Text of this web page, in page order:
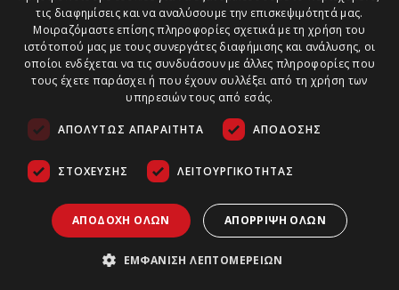
τις διαφημίσεις και να αναλύσουμε την επισκεψιμότητά μας.
Μοιραζόμαστε επίσης πληροφορίες σχετικά με τη χρήση του
ιστότοπού μας με τους συνεργάτες διαφήμισης και ανάλυσης, οι
οποίοι ενδέχεται να τις συνδυάσουν με άλλες πληροφορίες που
τους έχετε παράσχει ή που έχουν συλλέξει από τη χρήση των
υπηρεσιών τους από εσάς.
ΑΠΟΛΎΤΩΣ ΑΠΑΡΑΊΤΗΤΑ ΑΠΌΔΟΣΗΣ
ΣΤΌΧΕΥΣΗΣ ΛΕΙΤΟΥΡΓΙΚΌΤΗΤΑΣ
ΑΠΟΔΟΧΉ ΌΛΩΝ ΑΠΌΡΡΙΨΗ ΌΛΩΝ
ΕΜΦΆΝΙΣΗ ΛΕΠΤΟΜΕΡΕΙΏΝ